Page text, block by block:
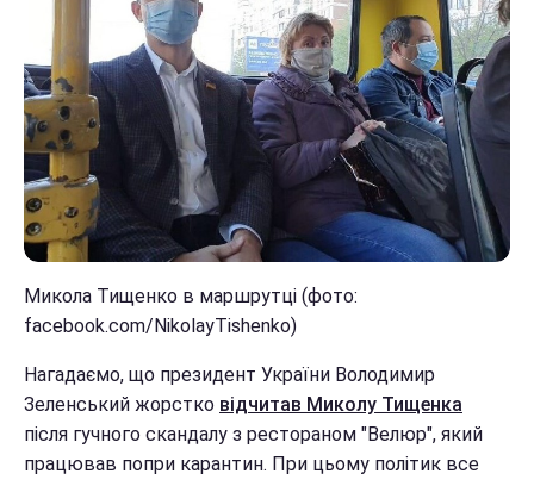
Микола Тищенко в маршрутці (фото:
facebook.com/NikolayTishenko)
Нагадаємо, що президент України Володимир
Зеленський жорстко відчитав Миколу Тищенка
після гучного скандалу з рестораном "Велюр", який
працював попри карантин. При цьому політик все